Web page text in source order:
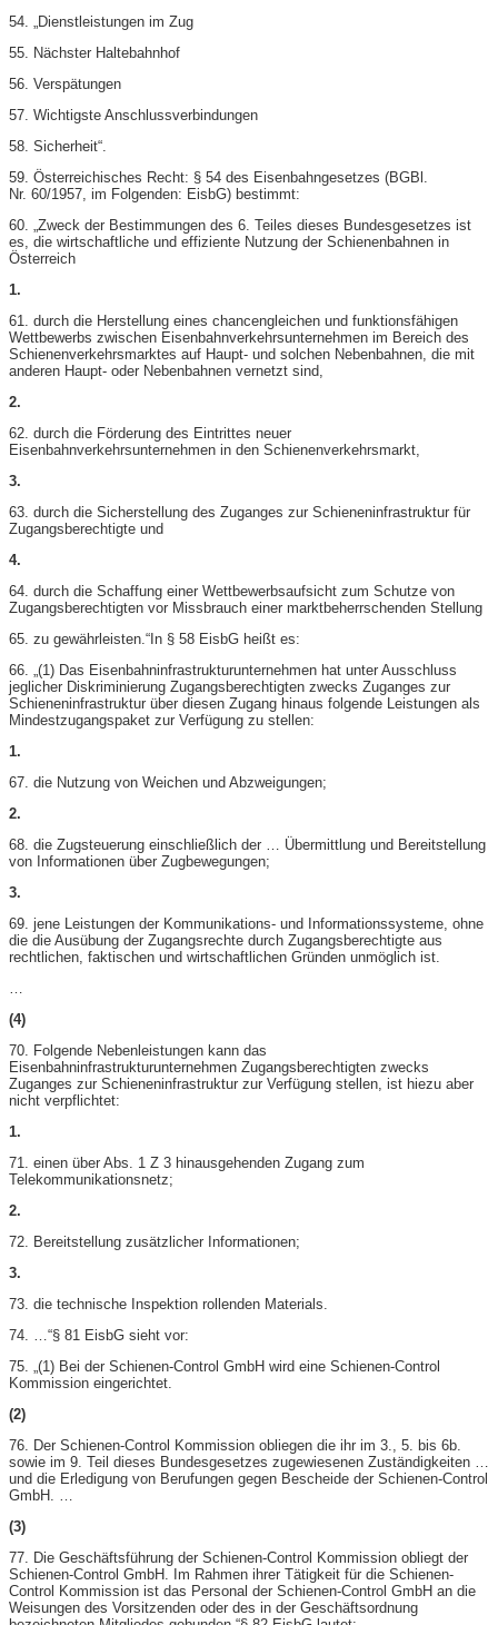
54. „Dienstleistungen im Zug
55. Nächster Haltebahnhof
56. Verspätungen
57. Wichtigste Anschlussverbindungen
58. Sicherheit“.
59. Österreichisches Recht: § 54 des Eisenbahngesetzes (BGBl.
Nr. 60/1957, im Folgenden: EisbG) bestimmt:
60. „Zweck der Bestimmungen des 6. Teiles dieses Bundesgesetzes ist
es, die wirtschaftliche und effiziente Nutzung der Schienenbahnen in
Österreich
1.
61. durch die Herstellung eines chancengleichen und funktionsfähigen
Wettbewerbs zwischen Eisenbahnverkehrsunternehmen im Bereich des
Schienenverkehrsmarktes auf Haupt- und solchen Nebenbahnen, die mit
anderen Haupt- oder Nebenbahnen vernetzt sind,
2.
62. durch die Förderung des Eintrittes neuer
Eisenbahnverkehrsunternehmen in den Schienenverkehrsmarkt,
3.
63. durch die Sicherstellung des Zuganges zur Schieneninfrastruktur für
Zugangsberechtigte und
4.
64. durch die Schaffung einer Wettbewerbsaufsicht zum Schutze von
Zugangsberechtigten vor Missbrauch einer marktbeherrschenden Stellung
65. zu gewährleisten.“In § 58 EisbG heißt es:
66. „(1) Das Eisenbahninfrastrukturunternehmen hat unter Ausschluss
jeglicher Diskriminierung Zugangsberechtigten zwecks Zuganges zur
Schieneninfrastruktur über diesen Zugang hinaus folgende Leistungen als
Mindestzugangspaket zur Verfügung zu stellen:
1.
67. die Nutzung von Weichen und Abzweigungen;
2.
68. die Zugsteuerung einschließlich der … Übermittlung und Bereitstellung
von Informationen über Zugbewegungen;
3.
69. jene Leistungen der Kommunikations- und Informationssysteme, ohne
die die Ausübung der Zugangsrechte durch Zugangsberechtigte aus
rechtlichen, faktischen und wirtschaftlichen Gründen unmöglich ist.
(4)
70. Folgende Nebenleistungen kann das
Eisenbahninfrastrukturunternehmen Zugangsberechtigten zwecks
Zuganges zur Schieneninfrastruktur zur Verfügung stellen, ist hiezu aber
nicht verpflichtet:
1.
71. einen über Abs. 1 Z 3 hinausgehenden Zugang zum
Telekommunikationsnetz;
2.
72. Bereitstellung zusätzlicher Informationen;
3.
73. die technische Inspektion rollenden Materials.
74. …“§ 81 EisbG sieht vor:
75. „(1) Bei der Schienen-​Control GmbH wird eine Schienen-​Control
Kommission eingerichtet.
(2)
76. Der Schienen-​Control Kommission obliegen die ihr im 3., 5. bis 6b.
sowie im 9. Teil dieses Bundesgesetzes zugewiesenen Zuständigkeiten …
und die Erledigung von Berufungen gegen Bescheide der Schienen-​Control
GmbH. …
(3)
77. Die Geschäftsführung der Schienen-​Control Kommission obliegt der
Schienen-​Control GmbH. Im Rahmen ihrer Tätigkeit für die Schienen-​
Control Kommission ist das Personal der Schienen-​Control GmbH an die
Weisungen des Vorsitzenden oder des in der Geschäftsordnung